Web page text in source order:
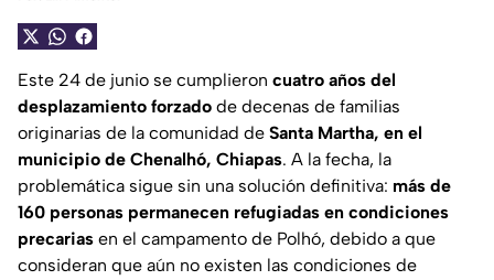
Este 24 de junio se cumplieron cuatro años del
desplazamiento forzado de decenas de familias
originarias de la comunidad de Santa Martha, en el
municipio de Chenalhó, Chiapas. A la fecha, la
problemática sigue sin una solución definitiva: más de
160 personas permanecen refugiadas en condiciones
precarias en el campamento de Polhó, debido a que
consideran que aún no existen las condiciones de